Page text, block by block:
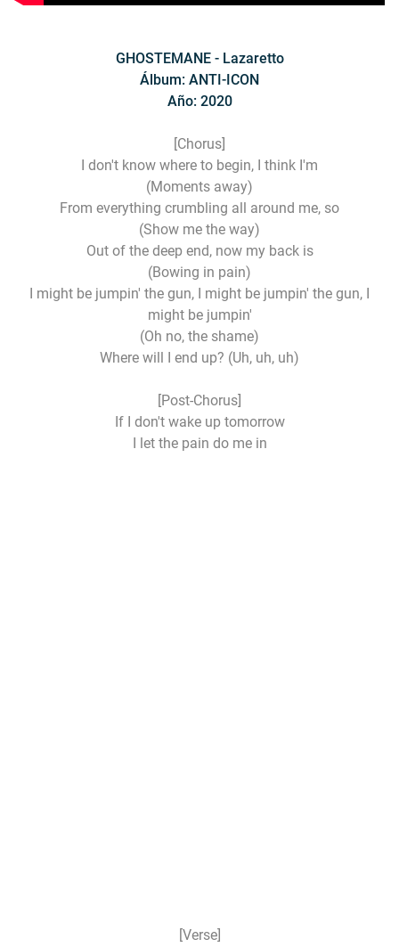
GHOSTEMANE - Lazaretto
Álbum: ANTI-ICON
Año: 2020
[Chorus]
I don't know where to begin, I think I'm
(Moments away)
From everything crumbling all around me, so
(Show me the way)
Out of the deep end, now my back is
(Bowing in pain)
I might be jumpin' the gun, I might be jumpin' the gun, I
might be jumpin'
(Oh no, the shame)
Where will I end up? (Uh, uh, uh)
[Post-Chorus]
If I don't wake up tomorrow
I let the pain do me in
[Verse]